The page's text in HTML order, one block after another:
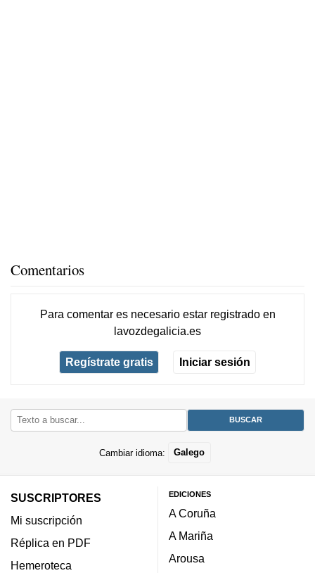
Comentarios
Para comentar es necesario estar registradoen
lavozdegalicia.es
Regístrate gratis Iniciar sesión
Cambiar idioma: Galego
SUSCRIPTORES
Mi suscripción
Réplica en PDF
Hemeroteca
EDICIONES
A Coruña
A Mariña
Arousa